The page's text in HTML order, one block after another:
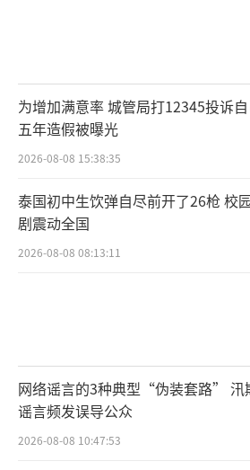
在日常生活中，羽绒服可以
中性洗涤剂或专业清洗剂，
干洗剂会对羽绒有损伤，降
能。同时洗涤不宜过于频繁
压缩袋进行收纳，否则会影
编辑：乔娇 TT0002）
为增加满意率 城管局打12345投诉
五年造假被曝光
2026-08-08 15:38:35
泰国初中生饮弹自尽前开了26枪 校
剧震动全国
2026-08-08 08:13:11
网络谣言的3种典型“伪装套路” 汛
谣言频发误导公众
2026-08-08 10:47:53